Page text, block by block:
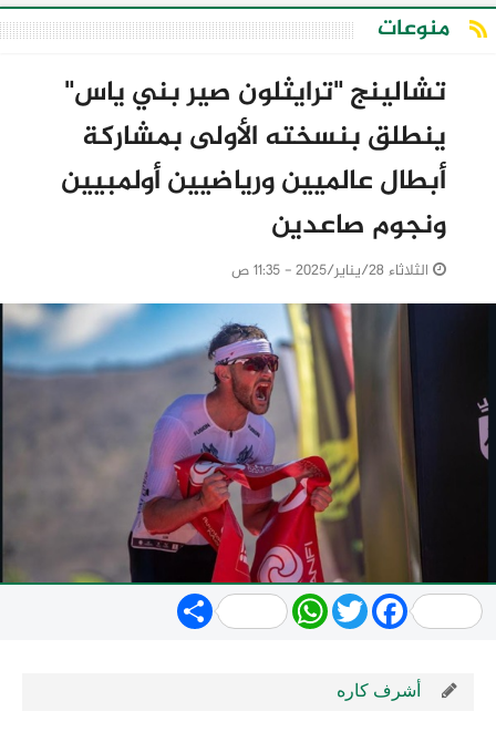
منوعات
تشالينج "ترايثلون صير بني ياس"
ينطلق بنسخته الأولى بمشاركة
أبطال عالميين ورياضيين أولمبيين
ونجوم صاعدين
الثلاثاء 28/يناير/2025 - 11:35 ص
Share WhatsApp
TwitterFacebook
أشرف كاره